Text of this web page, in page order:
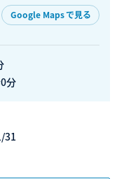
Google Maps で見る
分
31